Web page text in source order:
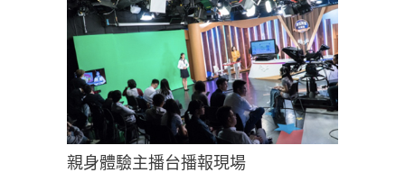
親身體驗主播台播報現場